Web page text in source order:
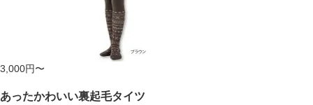
3,000円〜
あったかわいい裏起毛タイツ